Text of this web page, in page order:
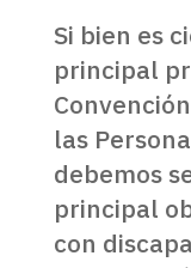
Si bien es
principal
las
debemos
principal
con